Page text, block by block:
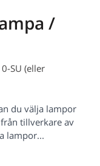
/
SU (eller
du välja lampor
tillverkare av
lampor...